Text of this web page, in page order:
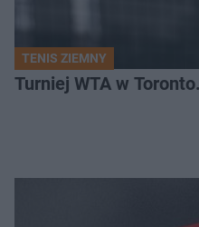
TENIS ZIEMNY
Turniej WTA w